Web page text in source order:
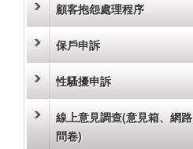
顧客抱怨處理程序
保戶申訴
性騷擾申訴
線上意見調查(意見箱、網路
問卷)